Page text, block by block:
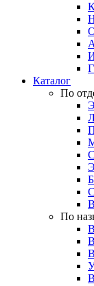
Каталог
По
По